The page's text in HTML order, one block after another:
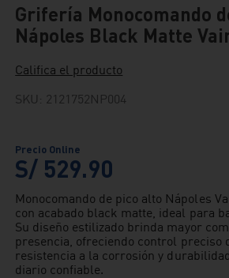
Grifería Monocomando
Nápoles Black Matte
Califica el producto
SKU : 2121752NP004
S/ 529.90
Monocomando de pico alto Nápoles
con acabado black matte, ideal para
Su diseño estilizado brinda mayor
presencia, ofreciendo control preciso
resistencia a la corrosión y
diario confiable.